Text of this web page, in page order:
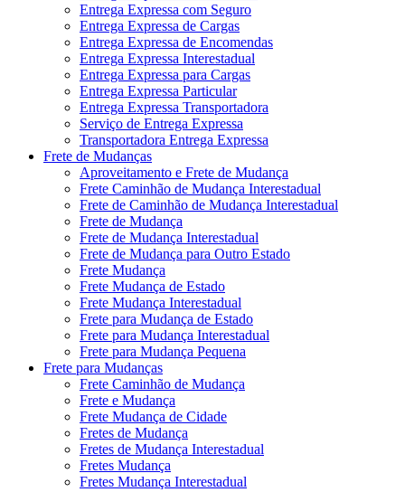
Entrega Expressa com Seguro
Entrega Expressa de Cargas
Entrega Expressa de Encomendas
Entrega Expressa Interestadual
Entrega Expressa para Cargas
Entrega Expressa Particular
Entrega Expressa Transportadora
Serviço de Entrega Expressa
Transportadora Entrega Expressa
Frete de Mudanças
Aproveitamento e Frete de Mudança
Frete Caminhão de Mudança Interestadual
Frete de Caminhão de Mudança Interestadual
Frete de Mudança
Frete de Mudança Interestadual
Frete de Mudança para Outro Estado
Frete Mudança
Frete Mudança de Estado
Frete Mudança Interestadual
Frete para Mudança de Estado
Frete para Mudança Interestadual
Frete para Mudança Pequena
Frete para Mudanças
Frete Caminhão de Mudança
Frete e Mudança
Frete Mudança de Cidade
Fretes de Mudança
Fretes de Mudança Interestadual
Fretes Mudança
Fretes Mudança Interestadual